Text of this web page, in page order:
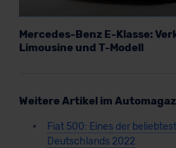
Mercedes-Benz E-Klasse:
Limousine und T-Modell
Weitere Artikel im
Fiat 500: Eines der
Deutschlands 2022